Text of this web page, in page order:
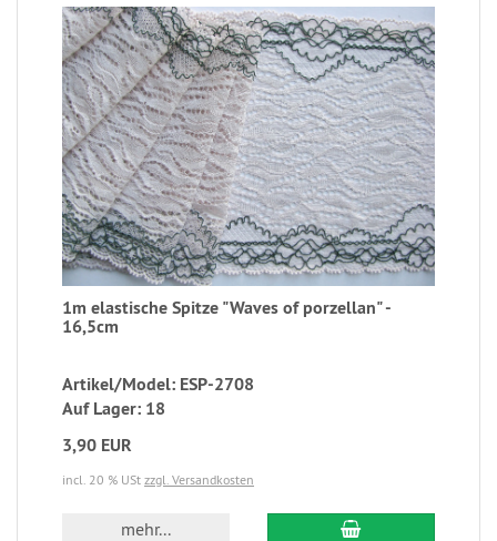
1m elastische Spitze "Waves of porzellan" -
16,5cm
Artikel/Model: ESP-2708
Auf Lager: 18
3,90 EUR
incl. 20 % USt zzgl. Versandkosten
mehr...